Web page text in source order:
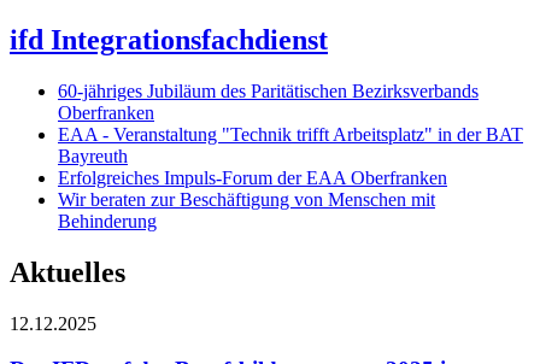
ifd Integrationsfachdienst
60-jähriges Jubiläum des Paritätischen Bezirksverbands
Oberfranken
EAA - Veranstaltung "Technik trifft Arbeitsplatz" in der BAT
Bayreuth
Erfolgreiches Impuls-Forum der EAA Oberfranken
Wir beraten zur Beschäftigung von Menschen mit
Behinderung
Aktuelles
12.12.2025